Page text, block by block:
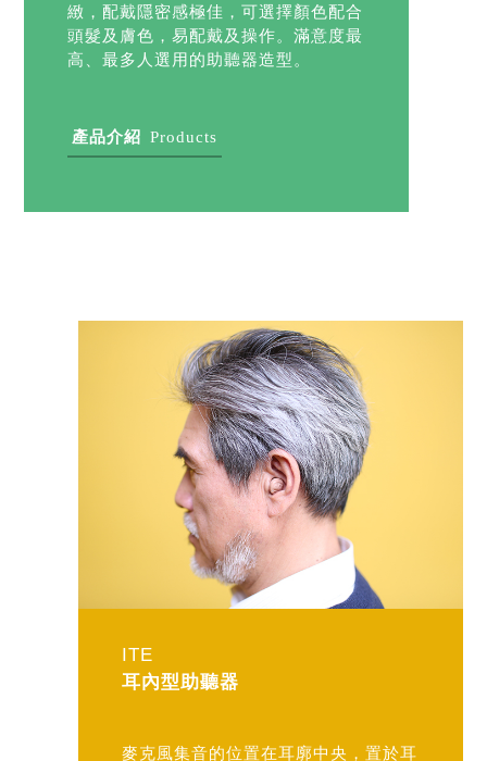
緻，配戴隱密感極佳，可選擇顏色配合
頭髮及膚色，易配戴及操作。滿意度最
高、最多人選用的助聽器造型。
產品介紹 Products
ITE
耳內型助聽器
麥克風集音的位置在耳廓中央，置於耳